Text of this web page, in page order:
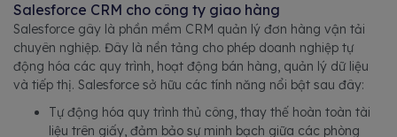
Salesforce CRM cho công ty giao hàng
Salesforce gây là phần mềm CRM quản lý đơn hàng vận tải
chuyên nghiệp. Đây là nền tảng cho phép doanh nghiệp tự
động hóa các quy trình, hoạt động bán hàng, quản lý dữ liệu
và tiếp thị. Salesforce sở hữu các tính năng nổi bật sau đây:
Tự động hóa quy trình thủ công, thay thế hoàn toàn tài
liệu trên giấy, đảm bảo sự minh bạch giữa các phòng